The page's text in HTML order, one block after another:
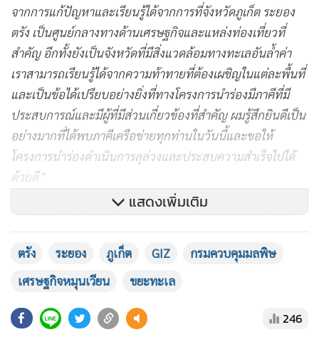
จากการแก้ปัญหาและเรียนรู้ได้จากการที่จังหวัดภูเก็ต ระยอง
ตรัง เป็นศูนย์กลางทางด้านเศรษฐกิจและแหล่งท่องเที่ยวที่
สำคัญ อีกทั้งยังเป็นจังหวัดที่มีสิ่งแวดล้อมทางทะเลอันล้ำค่า
เราสามารถเรียนรู้ได้จากความท้าทายที่ต้องเผชิญในแต่ละพื้นที่
และเป็นข้อได้เปรียบอย่างยิ่งที่ทางโครงการนำร่องมีภาคีที่มี
ประสบการณ์และมีผู้ที่มีส่วนเกี่ยวข้องที่สำคัญ ผมรู้สึกยินดีเป็น
อย่างมากที่ได้พบภาคีเครือข่ายทุกท่านในวันนี้และขอให้
โครงการนำร่องดำเนินการลุล่วงและประสบความสำเร็จไปได้
ด้วยดี”
ภายในงาน ไม่เพียงแต่มีการนำเสนอของโครงการนำร่องในแต่ละ
เปลี่ยนประสบการณ์และแนวทางดำเนินงานที่จะเกิดขึ้นใน
อนาคต
นอกเหนือจากโครงการนำร่องทั้งสามจังหวัดในประเทศไทยแล้ว
แสดงเพิ่มเติม
ตรัง ระยอง ภูเก็ต GIZ
กรมควบคุมมลพิษ
เศรษฐกิจหมุนเวียน
ขยะทะเล
246